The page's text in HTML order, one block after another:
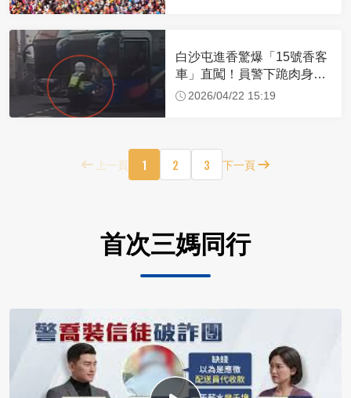
白沙屯進香驚爆「15號香客
車」直闖！員警下跪肉身擋
車：讓行人先過
2026/04/22 15:19
上一頁 1 2 3 下一頁
首次三媽同行